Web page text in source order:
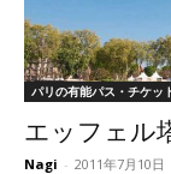
パリの有能パス・チケッ
エッフェル
Nagi - 2011年7月10日